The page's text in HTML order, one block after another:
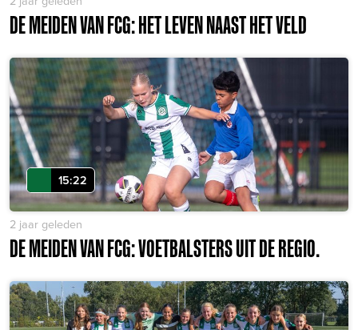
DE MEIDEN VAN FCG: HET LEVEN NAAST HET VELD
15:22
2 jaar geleden
DE MEIDEN VAN FCG: VOETBALSTERS UIT DE REGIO.